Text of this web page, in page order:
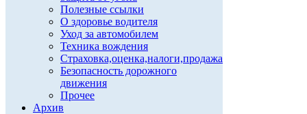
Полезные ссылки
О здоровье водителя
Уход за автомобилем
Техника вождения
Страховка,оценка,налоги,продажа
Безопасность дорожного
движения
Прочее
Архив